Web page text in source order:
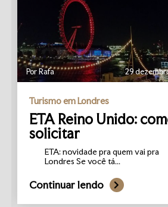
Por Rafa 29
Turismo em Londres
ETA Reino Unido:
solicitar
ETA: novidade pra quem vai pra
Londres Se você tá...
Continuar lendo